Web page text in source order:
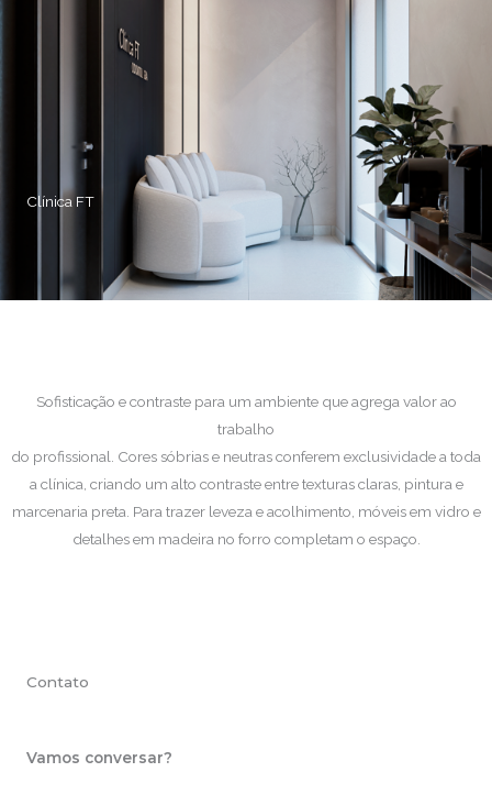
Clínica FT
Sofisticação e contraste para um ambiente que agrega valor ao
trabalho
do profissional. Cores sóbrias e neutras conferem exclusividade a toda
a clínica, criando um alto contraste entre texturas claras, pintura e
marcenaria preta. Para trazer leveza e acolhimento, móveis em vidro e
detalhes em madeira no forro completam o espaço.
Contato
Vamos conversar?